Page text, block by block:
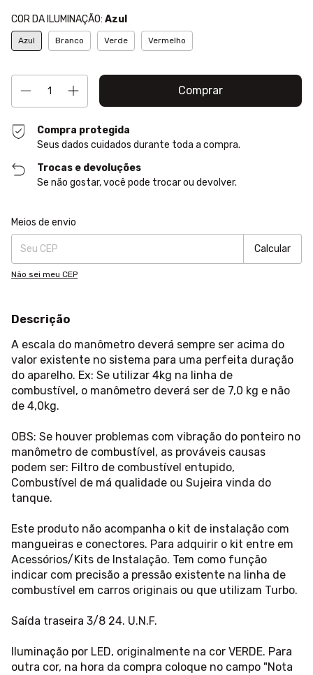
COR DA ILUMINAÇÃO: Azul
Azul Branco Verde Vermelho
Compra protegida
Seus dados cuidados durante toda a compra.
Trocas e devoluções
Se não gostar, você pode trocar ou devolver.
Entregas para o CEP:
Meios de envio
Calcular
Não sei meu CEP
Descrição
A escala do manômetro deverá sempre ser acima do
valor existente no sistema para uma perfeita duração
do aparelho. Ex: Se utilizar 4kg na linha de
combustível, o manômetro deverá ser de 7,0 kg e não
de 4,0kg.
OBS: Se houver problemas com vibração do ponteiro no
manômetro de combustível, as prováveis causas
podem ser: Filtro de combustível entupido,
Combustível de má qualidade ou Sujeira vinda do
tanque.
Este produto não acompanha o kit de instalação com
mangueiras e conectores. Para adquirir o kit entre em
Acessórios/Kits de Instalação. Tem como função
indicar com precisão a pressão existente na linha de
combustível em carros originais ou que utilizam Turbo.
Saída traseira 3/8 24. U.N.F.
Iluminação por LED, originalmente na cor VERDE. Para
outra cor, na hora da compra coloque no campo "Nota